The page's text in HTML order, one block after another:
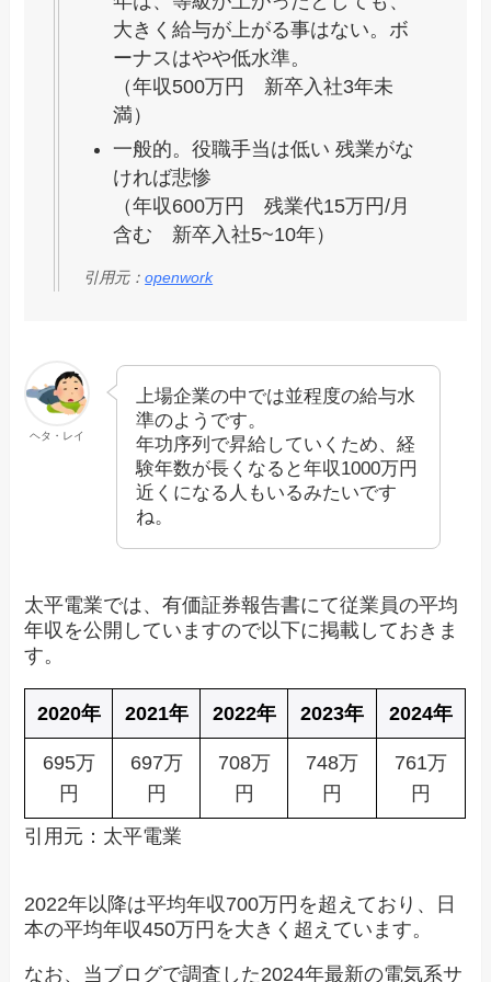
大きく給与が上がる事はない。ボ
ーナスはやや低水準。
（年収500万円 新卒入社3年未
満）
一般的。役職手当は低い 残業がな
ければ悲惨
（年収600万円 残業代15万円/月
含む 新卒入社5~10年）
引用元：openwork
ヘタ・レイ
上場企業の中では並程度の給与水
準のようです。
年功序列で昇給していくため、経
験年数が長くなると年収1000万円
近くになる人もいるみたいです
ね。
太平電業では、有価証券報告書にて従業員の平均
年収を公開していますので以下に掲載しておきま
す。
2020年 2021年 2022年 2023年 2024年
695万
円
697万
円
708万
円
748万
円
761万
円
引用元：太平電業
2022年以降は平均年収700万円を超えており、日
本の平均年収450万円を大きく超えています。
なお、当ブログで調査した2024年最新の電気系サ